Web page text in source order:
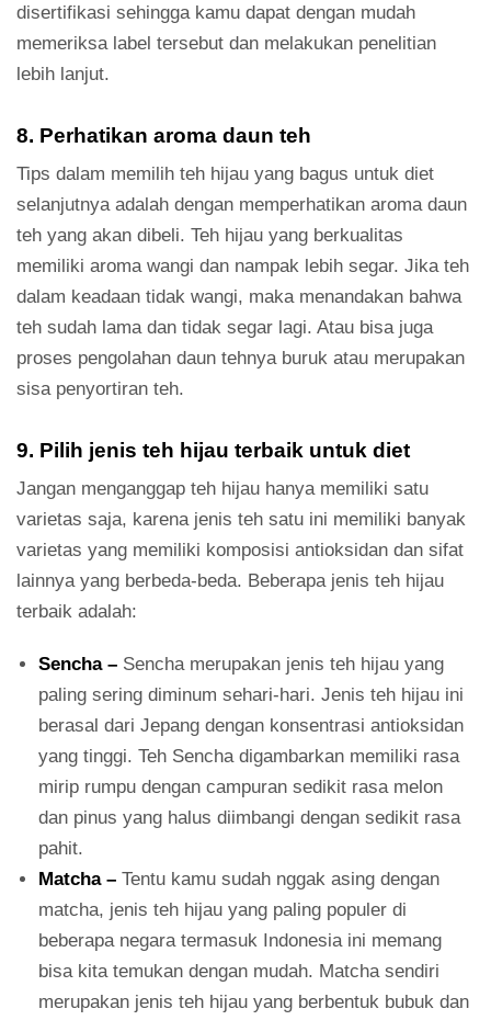
disertifikasi sehingga kamu dapat dengan mudah
memeriksa label tersebut dan melakukan penelitian
lebih lanjut.
8. Perhatikan aroma daun teh
Tips dalam memilih teh hijau yang bagus untuk diet
selanjutnya adalah dengan memperhatikan aroma daun
teh yang akan dibeli. Teh hijau yang berkualitas
memiliki aroma wangi dan nampak lebih segar. Jika teh
dalam keadaan tidak wangi, maka menandakan bahwa
teh sudah lama dan tidak segar lagi. Atau bisa juga
proses pengolahan daun tehnya buruk atau merupakan
sisa penyortiran teh.
9. Pilih jenis teh hijau terbaik untuk diet
Jangan menganggap teh hijau hanya memiliki satu
varietas saja, karena jenis teh satu ini memiliki banyak
varietas yang memiliki komposisi antioksidan dan sifat
lainnya yang berbeda-beda. Beberapa jenis teh hijau
terbaik adalah:
Sencha – Sencha merupakan jenis teh hijau yang
paling sering diminum sehari-hari. Jenis teh hijau ini
berasal dari Jepang dengan konsentrasi antioksidan
yang tinggi. Teh Sencha digambarkan memiliki rasa
mirip rumpu dengan campuran sedikit rasa melon
dan pinus yang halus diimbangi dengan sedikit rasa
pahit.
Matcha – Tentu kamu sudah nggak asing dengan
matcha, jenis teh hijau yang paling populer di
beberapa negara termasuk Indonesia ini memang
bisa kita temukan dengan mudah. Matcha sendiri
merupakan jenis teh hijau yang berbentuk bubuk dan